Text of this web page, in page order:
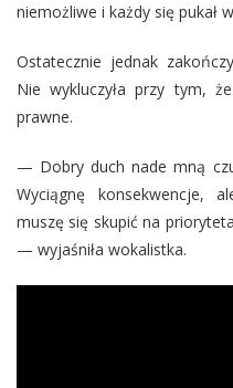
niemożliwe i każdy się pukał
Ostatecznie jednak
Nie wykluczyła przy tym,
prawne.
— Dobry duch nade mną
Wyciągnę konsekwencje,
muszę się skupić na
— wyjaśniła wokalistka.